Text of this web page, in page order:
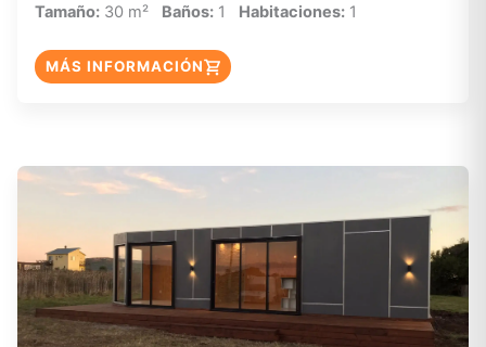
Tamaño: 30 m² Baños: 1 Habitaciones: 1
MÁS INFORMACIÓN